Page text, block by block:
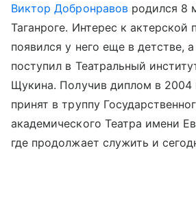
Виктор Добронравовродился 8
Таганроге. Интерес к актерской
появился у него еще в детстве,
поступил в Театральный
Щукина. Получив диплом в 2004
принят в труппу
академического Театра имени
где продолжает служить и